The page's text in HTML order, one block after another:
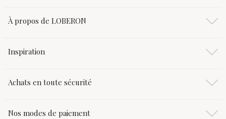
À propos de LOBERON
Inspiration
Achats en toute sécurité
Nos modes de paiement